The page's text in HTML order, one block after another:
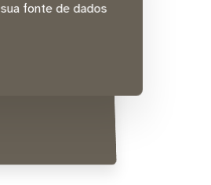
sua fonte de dados